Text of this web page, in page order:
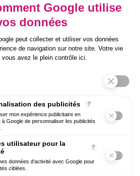
notre newsletter pour
d’avance sur vos
directement par email.